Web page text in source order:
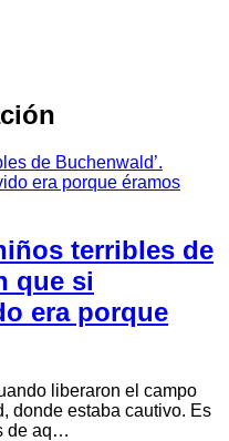
terribles de
que si
era porque
liberaron el campo
donde estaba cautivo. Es
de aq…